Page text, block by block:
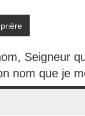
Seigneur
nom que je